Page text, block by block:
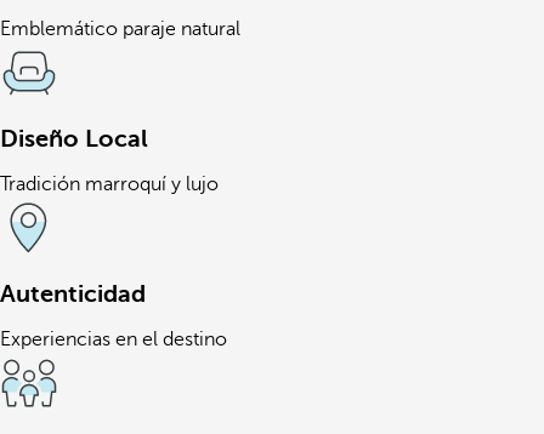
Emblemático paraje natural
Diseño Local
Tradición marroquí y lujo
Autenticidad
Experiencias en el destino